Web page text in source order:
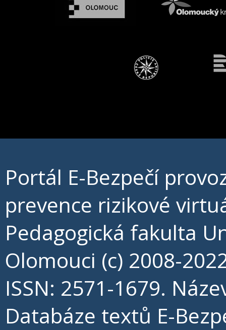
Portál E-Bezpečí
prevence rizikové
Pedagogická fakulta
Olomouci (c) 2008-
ISSN: 2571-1679.
Databáze textů E-